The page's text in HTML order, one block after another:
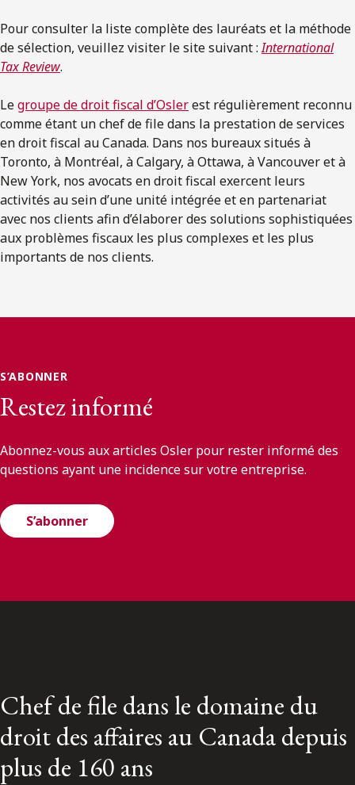
Pour consulter la liste complète des lauréats et la méthode
de sélection, veuillez visiter le site suivant :International
Tax Review.
Legroupe de droit fiscal d’Oslerest régulièrement reconnu
comme étant un chef de file dans la prestation de services
en droit fiscal au Canada. Dans nos bureaux situés à
Toronto, à Montréal, à Calgary, à Ottawa, à Vancouver et à
New York, nos avocats en droit fiscal exercent leurs
activités au sein d’une unité intégrée et en partenariat
avec nos clients afin d’élaborer des solutions sophistiquées
aux problèmes fiscaux les plus complexes et les plus
importants de nos clients.
S’ABONNER
Restez informé
Abonnez-vous aux articles Osler pour rester informé des
questions ayant une incidence sur votre entreprise.
S’abonner
Chef de file dans le domaine du
droit des affaires au Canada depuis
plus de 160 ans